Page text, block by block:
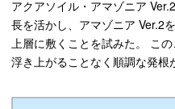
アクアソイル・アマゾニア
長を活かし、アマゾニア Ver.2
上層に敷くことを試みた。 こ
浮き上がることなく順調な発根